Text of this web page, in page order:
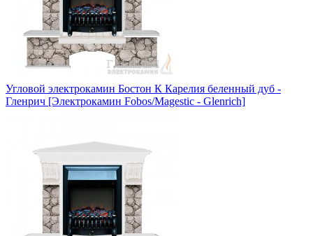
Угловой электрокамин Бостон К Карелия беленный дуб -
Гленрич [Электрокамин Fobos/Magestic - Glenrich]